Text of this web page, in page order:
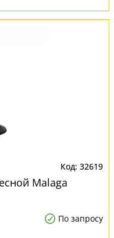
32619
Malaga
По запросу